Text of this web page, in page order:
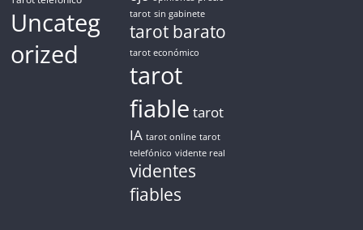
Uncateg
orized
tarot sin gabinete
tarot barato
tarot económico
tarot
fiable tarot
IA tarot online tarot
telefónico vidente real
videntes
fiables